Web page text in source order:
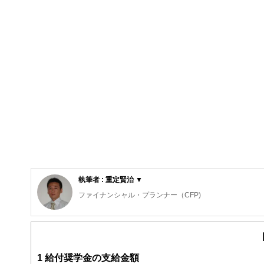
執筆者 : 重定賢治 ▼
ファイナンシャル・プランナー（CFP)
明治大学法学部法律学科を卒業後、金融機関にて資産運用
また、全国商工会連合会の「エキスパートバンク」に
1 給付奨学金の支給金額